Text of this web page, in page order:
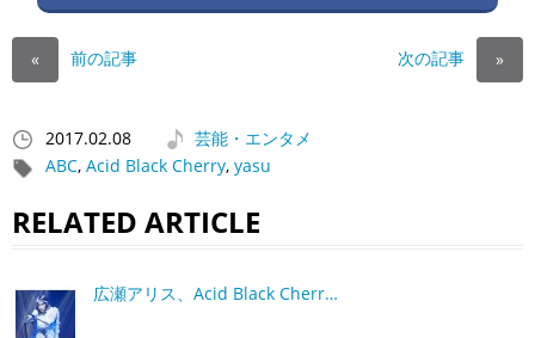
« 前の記事 次の記事 »
2017.02.08
芸能・エンタメ
ABC, Acid Black Cherry, yasu
RELATED ARTICLE
広瀬アリス、Acid Black Cherr…